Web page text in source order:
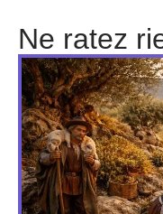
Ne ratez